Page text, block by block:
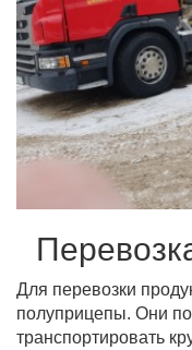
Для перевозки
полуприцепы. Они
транспортировать